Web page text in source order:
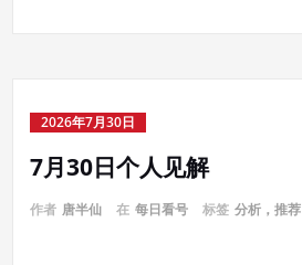
2026年7月30日
7月30日个人见解
作者 唐半仙 在 每日看号 标签 分析，推荐